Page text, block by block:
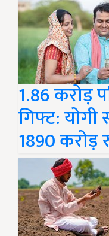
1.86 करोड़
गिफ्ट: योगी
1890 करोड़